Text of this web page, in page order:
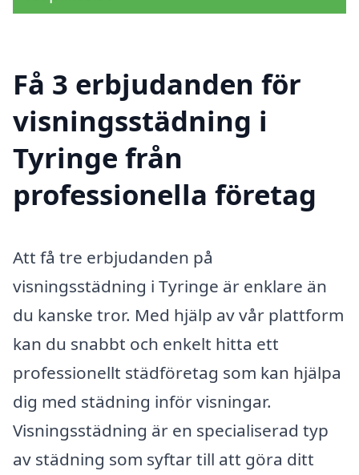
Få 3 erbjudanden för
visningsstädning i
Tyringe från
professionella företag
Att få tre erbjudanden på
visningsstädning i Tyringe är enklare än
du kanske tror. Med hjälp av vår plattform
kan du snabbt och enkelt hitta ett
professionellt städföretag som kan hjälpa
dig med städning inför visningar.
Visningsstädning är en specialiserad typ
av städning som syftar till att göra ditt